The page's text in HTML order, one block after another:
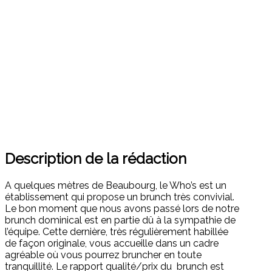
Description de la rédaction
A quelques mètres de Beaubourg, le Who’s est un
établissement qui propose un brunch très convivial.
Le bon moment que nous avons passé lors de notre
brunch dominical est en partie dû à la sympathie de
l’équipe. Cette dernière, très régulièrement habillée
de façon originale, vous accueille dans un cadre
agréable où vous pourrez bruncher en toute
tranquillité. Le rapport qualité/prix du brunch est